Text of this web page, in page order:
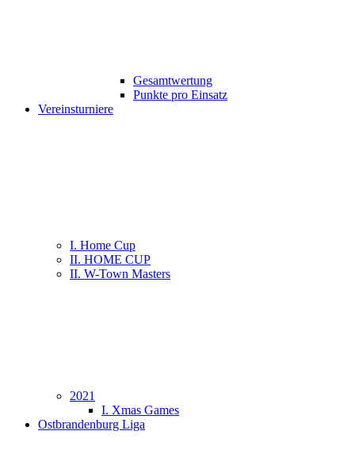
Gesamtwertung
Punkte pro Einsatz
Vereinsturniere
I. Home Cup
II. HOME CUP
II. W-Town Masters
2021
I. Xmas Games
Ostbrandenburg Liga